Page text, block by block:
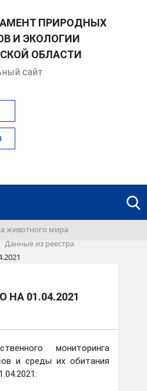
ПРИРОДНЫХ
И ЭКОЛОГИИ
ОБЛАСТИ
сайт
животного мира
Данные из реестра
01.04.2021
мониторинга
и среды их обитания